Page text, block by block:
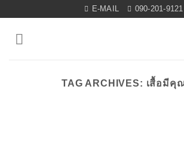
content
E-MAIL 090-201-9121
TAG ARCHIVES: เสื้อมีคุ